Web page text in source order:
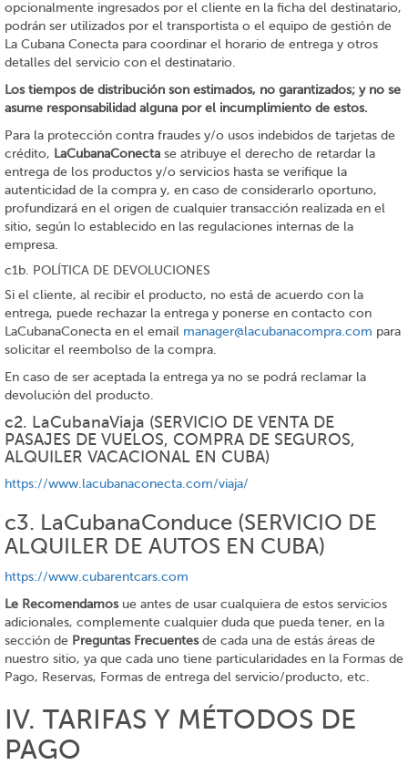
opcionalmente ingresados por el cliente en la ficha del destinatario,
podrán ser utilizados por el transportista o el equipo de gestión de
La Cubana Conecta para coordinar el horario de entrega y otros
detalles del servicio con el destinatario.
Los tiempos de distribución son estimados, no garantizados; y no se
asume responsabilidad alguna por el incumplimiento de estos.
Para la protección contra fraudes y/o usos indebidos de tarjetas de
crédito, LaCubanaConecta se atribuye el derecho de retardar la
entrega de los productos y/o servicios hasta se verifique la
autenticidad de la compra y, en caso de considerarlo oportuno,
profundizará en el origen de cualquier transacción realizada en el
sitio, según lo establecido en las regulaciones internas de la
empresa.
c1b. POLÍTICA DE DEVOLUCIONES
Si el cliente, al recibir el producto, no está de acuerdo con la
entrega, puede rechazar la entrega y ponerse en contacto con
LaCubanaConecta en el email manager@lacubanacompra.com para
solicitar el reembolso de la compra.
En caso de ser aceptada la entrega ya no se podrá reclamar la
devolución del producto.
c2. LaCubanaViaja (SERVICIO DE VENTA DE
PASAJES DE VUELOS, COMPRA DE SEGUROS,
ALQUILER VACACIONAL EN CUBA)
https://www.lacubanaconecta.com/viaja/
c3. LaCubanaConduce (SERVICIO DE
ALQUILER DE AUTOS EN CUBA)
https://www.cubarentcars.com
Le Recomendamosue antes de usar cualquiera de estos servicios
adicionales, complemente cualquier duda que pueda tener, en la
sección de Preguntas Frecuentesde cada una de estás áreas de
nuestro sitio, ya que cada uno tiene particularidades en la Formas de
Pago, Reservas, Formas de entrega del servicio/producto, etc.
IV. TARIFAS Y MÉTODOS DE
PAGO